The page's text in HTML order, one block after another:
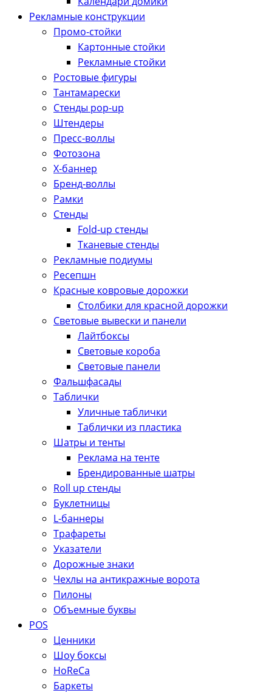
Рекламные конструкции
Промо-стойки
Картонные стойки
Рекламные стойки
Ростовые фигуры
Тантамарески
Стенды pop-up
Штендеры
Пресс-воллы
Фотозона
Х-баннер
Бренд-воллы
Рамки
Стенды
Fold-up стенды
Тканевые стенды
Рекламные подиумы
Ресепшн
Красные ковровые дорожки
Столбики для красной дорожки
Световые вывески и панели
Лайтбоксы
Световые короба
Световые панели
Фальшфасады
Таблички
Уличные таблички
Таблички из пластика
Шатры и тенты
Реклама на тенте
Брендированные шатры
Roll up стенды
Буклетницы
L-баннеры
Трафареты
Указатели
Дорожные знаки
Чехлы на антикражные ворота
Пилоны
Объемные буквы
POS
Ценники
Шоу боксы
HoReCa
Баркеты